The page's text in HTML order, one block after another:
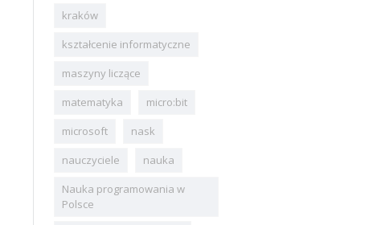
kraków
kształcenie informatyczne
maszyny liczące
matematyka
micro:bit
microsoft
nask
nauczyciele
nauka
Nauka programowania w
Polsce